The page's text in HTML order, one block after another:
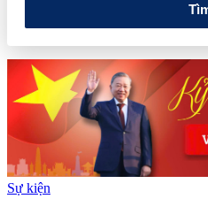
Sự kiện